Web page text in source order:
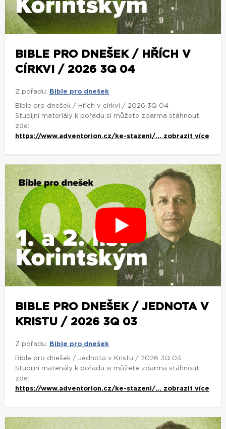
BIBLE PRO DNEŠEK / HŘÍCH V
CÍRKVI / 2026 3Q 04
Z pořadu: Bible pro dnešek
Bible pro dnešek / Hřích v církvi / 2026 3Q 04
Studijní materiály k pořadu si můžete zdarma stáhnout
zde:
https://www.adventorion.cz/ke-stazeni/... zobrazit více
BIBLE PRO DNEŠEK / JEDNOTA V
KRISTU / 2026 3Q 03
Z pořadu: Bible pro dnešek
Bible pro dnešek / Jednota v Kristu / 2026 3Q 03
Studijní materiály k pořadu si můžete zdarma stáhnout
zde:
https://www.adventorion.cz/ke-stazeni/... zobrazit více